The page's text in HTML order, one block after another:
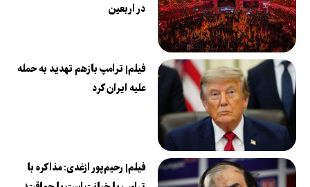
در اربعین
فیلم| ترامپ بازهم تهدید به حمله
علیه ایران کرد
فیلم| رحیم‌پور ازغدی: مذاکره با